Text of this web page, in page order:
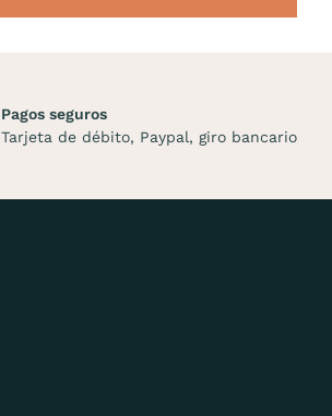
Pagos seguros
Tarjeta de débito, Paypal, giro bancario